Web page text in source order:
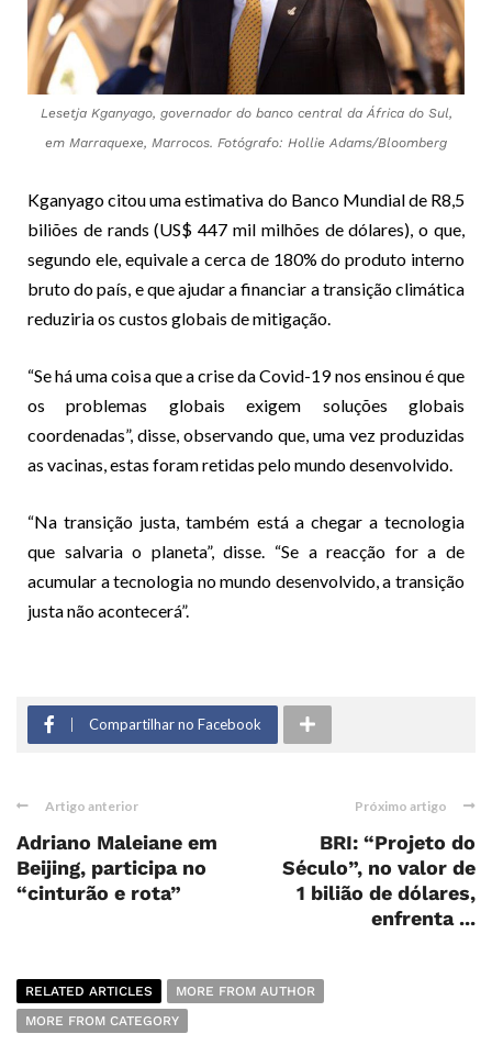
Lesetja Kganyago, governador do banco central da África do Sul,
em Marraquexe, Marrocos. Fotógrafo: Hollie Adams/Bloomberg
Kganyago citou uma estimativa do Banco Mundial de R8,5
biliões de rands (US$ 447 mil milhões de dólares), o que,
segundo ele, equivale a cerca de 180% do produto interno
bruto do país, e que ajudar a financiar a transição climática
reduziria os custos globais de mitigação.
“Se há uma coisa que a crise da Covid-19 nos ensinou é que
os problemas globais exigem soluções globais
coordenadas”, disse, observando que, uma vez produzidas
as vacinas, estas foram retidas pelo mundo desenvolvido.
“Na transição justa, também está a chegar a tecnologia
que salvaria o planeta”, disse. “Se a reacção for a de
acumular a tecnologia no mundo desenvolvido, a transição
justa não acontecerá”.
Compartilhar no Facebook
Artigo anterior
Adriano Maleiane em
Beijing, participa no
“cinturão e rota”
Próximo artigo
BRI: “Projeto do
Século”, no valor de
1 bilião de dólares,
enfrenta ...
RELATED ARTICLES
MORE FROM AUTHOR
MORE FROM CATEGORY